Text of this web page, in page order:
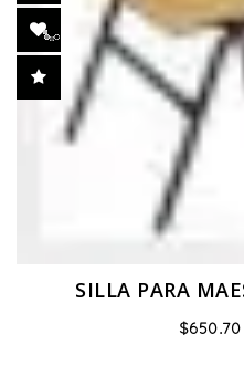
SILLA PARA
$650.70